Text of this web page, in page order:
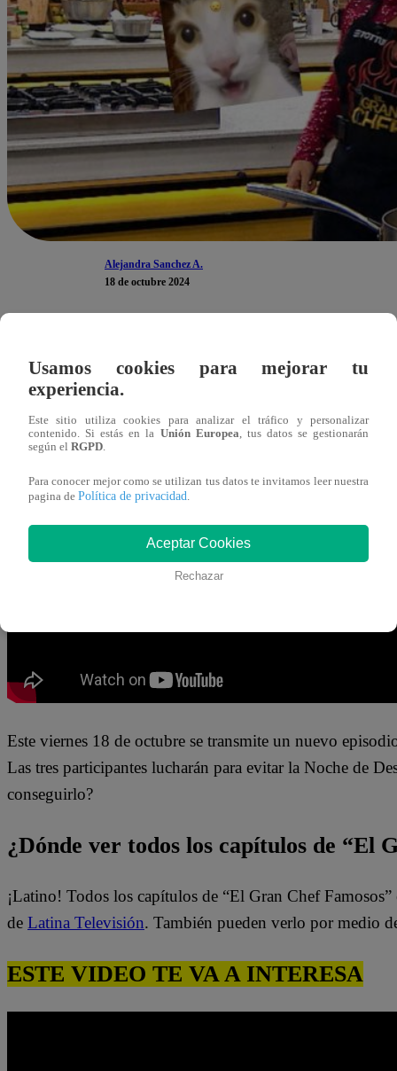
Alejandra Sanchez A.
18 de octubre 2024
Famosos, La Academia ”. La producción había
incluyendo un columpio de flores.
La alumna se montó en el columpio y, de casualidad,
empujaba hasta dar toda la vuelta en el columpio
Este viernes 18 de octubre se transmite un nuevo
Las tres participantes lucharán para evitar la Noche de
conseguirlo?
¿Dónde ver todos los capítulos de “El
¡Latino! Todos los capítulos de “El Gran Chef
de Latina Televisión. También pueden verlo por medio
ESTE VIDEO TE VA A INTERESA
Usamos cookies para mejorar tu
experiencia.
Este sitio utiliza cookies para analizar el tráfico y personalizar
contenido. Si estás en la Unión Europea , tus datos se gestionarán
según el RGPD
Para conocer mejor como se utilizan tus datos te invitamos leer nuestra
pagina de Política de privacidad
Aceptar Cookies
Rechazar